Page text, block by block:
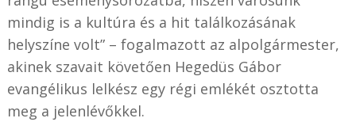
mindig is a kultúra és a hit találkozásának
helyszíne volt” – fogalmazott az alpolgármester,
akinek szavait követően Hegedüs Gábor
evangélikus lelkész egy régi emlékét osztotta
meg a jelenlévőkkel.